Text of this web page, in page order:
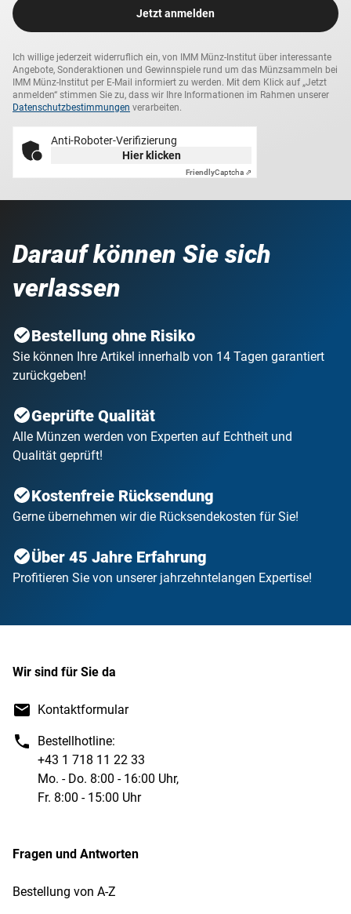
Jetzt anmelden
Ich willige jederzeit widerruflich ein, von IMM Münz-Institut über interessante
Angebote, Sonderaktionen und Gewinnspiele rund um das Münzsammeln bei
IMM Münz-Institut per E-Mail informiert zu werden. Mit dem Klick auf „Jetzt
anmelden“ stimmen Sie zu, dass wir Ihre Informationen im Rahmen unserer
Datenschutzbestimmungen verarbeiten.
Anti-Roboter-Verifizierung
Hier klicken
FriendlyCaptcha ⇗
Darauf können Sie sich
verlassen
Bestellung ohne Risiko
Sie können Ihre Artikel innerhalb von 14 Tagen garantiert
zurückgeben!
Geprüfte Qualität
Alle Münzen werden von Experten auf Echtheit und
Qualität geprüft!
Kostenfreie Rücksendung
Gerne übernehmen wir die Rücksendekosten für Sie!
Über 45 Jahre Erfahrung
Profitieren Sie von unserer jahrzehntelangen Expertise!
Wir sind für Sie da
Kontaktformular
Bestellhotline:
+43 1 718 11 22 33
Mo. - Do. 8:00 - 16:00 Uhr,
Fr. 8:00 - 15:00 Uhr
Fragen und Antworten
Bestellung von A-Z